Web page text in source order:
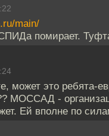
main/
помирает.
может это ребята-
МОССАД -
Ей вполне по